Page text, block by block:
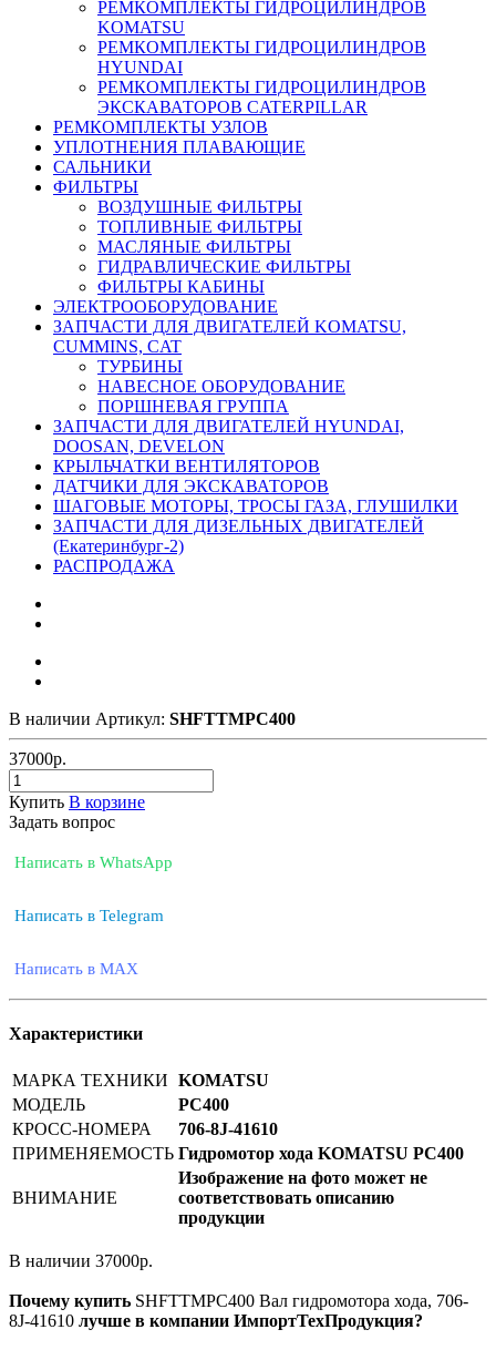
РЕМКОМПЛЕКТЫ ГИДРОЦИЛИНДРОВ
KOMATSU
РЕМКОМПЛЕКТЫ ГИДРОЦИЛИНДРОВ
HYUNDAI
РЕМКОМПЛЕКТЫ ГИДРОЦИЛИНДРОВ
ЭКСКАВАТОРОВ CATERPILLAR
РЕМКОМПЛЕКТЫ УЗЛОВ
УПЛОТНЕНИЯ ПЛАВАЮЩИЕ
САЛЬНИКИ
ФИЛЬТРЫ
ВОЗДУШНЫЕ ФИЛЬТРЫ
ТОПЛИВНЫЕ ФИЛЬТРЫ
МАСЛЯНЫЕ ФИЛЬТРЫ
ГИДРАВЛИЧЕСКИЕ ФИЛЬТРЫ
ФИЛЬТРЫ КАБИНЫ
ЭЛЕКТРООБОРУДОВАНИЕ
ЗАПЧАСТИ ДЛЯ ДВИГАТЕЛЕЙ KOMATSU,
CUMMINS, CAT
ТУРБИНЫ
НАВЕСНОЕ ОБОРУДОВАНИЕ
ПОРШНЕВАЯ ГРУППА
ЗАПЧАСТИ ДЛЯ ДВИГАТЕЛЕЙ HYUNDAI,
DOOSAN, DEVELON
КРЫЛЬЧАТКИ ВЕНТИЛЯТОРОВ
ДАТЧИКИ ДЛЯ ЭКСКАВАТОРОВ
ШАГОВЫЕ МОТОРЫ, ТРОСЫ ГАЗА, ГЛУШИЛКИ
ЗАПЧАСТИ ДЛЯ ДИЗЕЛЬНЫХ ДВИГАТЕЛЕЙ
(Екатеринбург-2)
РАСПРОДАЖА
В наличии Артикул: SHFTTMPC400
37000р.
Купить В корзине
Задать вопрос
Написать в WhatsApp
Написать в Telegram
Написать в MAX
Характеристики
МАРКА ТЕХНИКИ KOMATSU
МОДЕЛЬ
PC400
КРОСС-НОМЕРА
706-8J-41610
ПРИМЕНЯЕМОСТЬ Гидромотор хода KOMATSU PC400
ВНИМАНИЕ
Изображение на фото может не
соответствовать описанию
продукции
В наличии 37000р.
Почему купить SHFTTMPC400 Вал гидромотора хода, 706-
8J-41610 лучше в компании ИмпортТехПродукция?